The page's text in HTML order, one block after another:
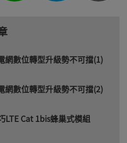
數位轉型升級勢不可擋(1)
數位轉型升級勢不可擋(2)
Cat 1bis蜂巢式模組